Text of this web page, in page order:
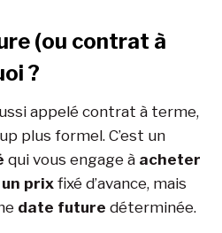
(ou contrat à
?
appelé contrat à terme,
plus formel. C’est un
qui vous engage à acheter
prix fixé d’avance, mais
date future déterminée.